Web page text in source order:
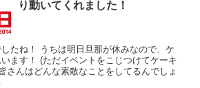
り動いてくれました！
たね！ うちは明日旦那が休みなので、ケ
ます！ (ただイベントをこじつけてケーキ
さんはどんな素敵なことをしてるんでしょ